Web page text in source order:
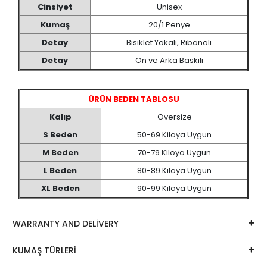
Cinsiyet
Unisex
Kumaş
20/1 Penye
Detay
Bisiklet Yakalı, Ribanalı
Detay
Ön ve Arka Baskılı
ÜRÜN BEDEN TABLOSU
Kalıp
Oversize
S Beden
50-69 Kiloya Uygun
M Beden
70-79 Kiloya Uygun
L Beden
80-89 Kiloya Uygun
XL Beden
90-99 Kiloya Uygun
WARRANTY AND DELİVERY
KUMAŞ TÜRLERİ